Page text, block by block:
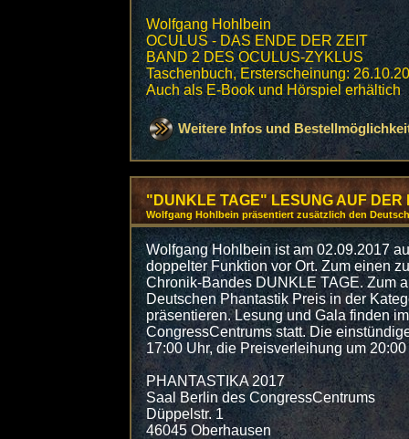
Wolfgang Hohlbein
OCULUS - DAS ENDE DER ZEIT
BAND 2 DES OCULUS-ZYKLUS
Taschenbuch, Ersterscheinung:
Auch als E-Book und Hörspiel erhältich
Weitere Infos und
"DUNKLE TAGE" LESUNG AUF DER
Wolfgang Hohlbein präsentiert zusätzlich den
Wolfgang Hohlbein ist am 02.09.2017
doppelter Funktion vor Ort. Zum einen
Chronik-Bandes DUNKLE TAGE. Zum
Deutschen Phantastik Preis in der
präsentieren. Lesung und Gala finden
CongressCentrums statt. Die
17:00 Uhr, die Preisverleihung um 20:00
PHANTASTIKA 2017
Saal Berlin des CongressCentrums
Düppelstr. 1
46045 Oberhausen